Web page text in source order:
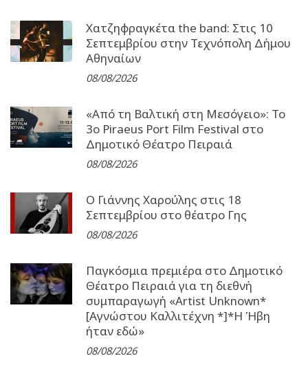
Χατζηφραγκέτα the band: Στις 10
Σεπτεμβρίου στην Τεχνόπολη Δήμου
Αθηναίων
08/08/2026
«Από τη Βαλτική στη Μεσόγειο»: Το
3o Piraeus Port Film Festival στο
Δημοτικό Θέατρο Πειραιά
08/08/2026
Ο Γιάννης Χαρούλης στις 18
Σεπτεμβρίου στο θέατρο Γης
08/08/2026
Παγκόσμια πρεμιέρα στο Δημοτικό
Θέατρο Πειραιά για τη διεθνή
συμπαραγωγή «Artist Unknown*
[Αγνώστου Καλλιτέχνη *]*Η Ήβη
ήταν εδώ»
08/08/2026